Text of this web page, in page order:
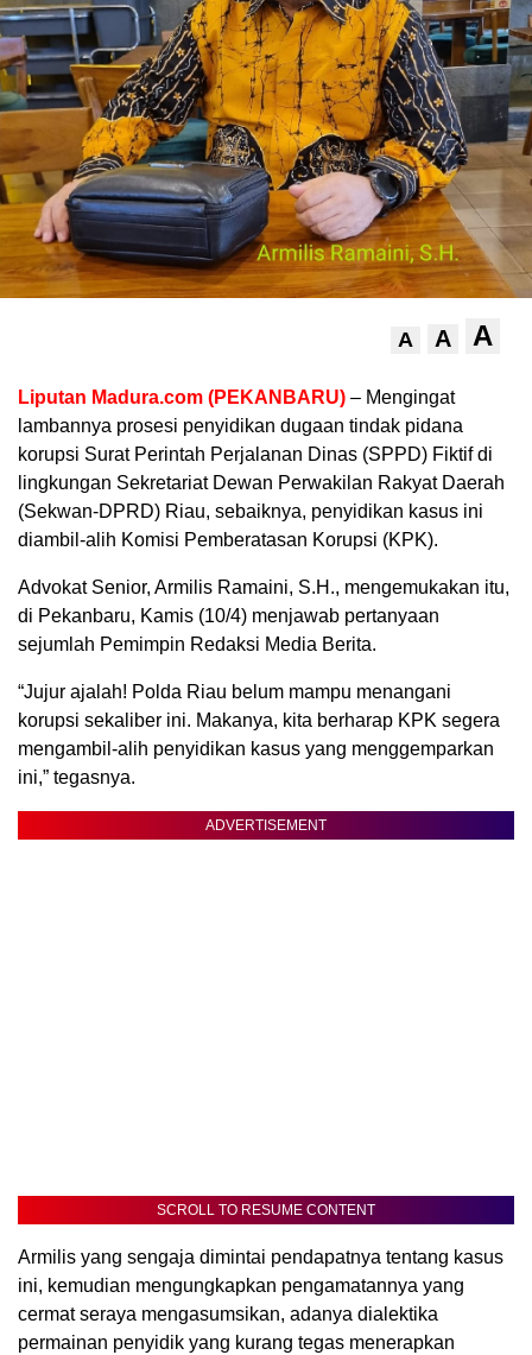
A A A
Liputan Madura.com (PEKANBARU) – Mengingat
lambannya prosesi penyidikan dugaan tindak pidana
korupsi Surat Perintah Perjalanan Dinas (SPPD) Fiktif di
lingkungan Sekretariat Dewan Perwakilan Rakyat Daerah
(Sekwan-DPRD) Riau, sebaiknya, penyidikan kasus ini
diambil-alih Komisi Pemberatasan Korupsi (KPK).
Advokat Senior, Armilis Ramaini, S.H., mengemukakan itu,
di Pekanbaru, Kamis (10/4) menjawab pertanyaan
sejumlah Pemimpin Redaksi Media Berita.
“Jujur ajalah! Polda Riau belum mampu menangani
korupsi sekaliber ini. Makanya, kita berharap KPK segera
mengambil-alih penyidikan kasus yang menggemparkan
ini,” tegasnya.
ADVERTISEMENT
SCROLL TO RESUME CONTENT
Armilis yang sengaja dimintai pendapatnya tentang kasus
ini, kemudian mengungkapkan pengamatannya yang
cermat seraya mengasumsikan, adanya dialektika
permainan penyidik yang kurang tegas menerapkan